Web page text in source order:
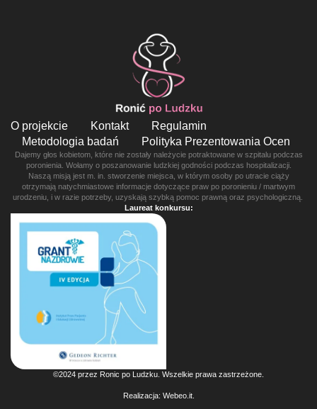
O projekcie Kontakt
Regulamin
Metodologia badań
Polityka Prezentowania Ocen
Dajemy głos kobietom, które nie zostały należycie potraktowane w szpitalu podczas
poronienia. Wołamy o poszanowanie ludzkiej godności podczas hospitalizacji.
Naszą misją jest m. in. stworzenie miejsca, w którym osoby po utracie ciąży
otrzymają natychmiastowe informacje dotyczące praw po poronieniu / martwym
urodzeniu, i w razie potrzeby, uzyskają szybką pomoc prawną oraz psychologiczną.
Laureat konkursu:
©2024 przez Ronic po Ludzku. Wszelkie prawa zastrzeżone.
Realizacja: Webeo.it.